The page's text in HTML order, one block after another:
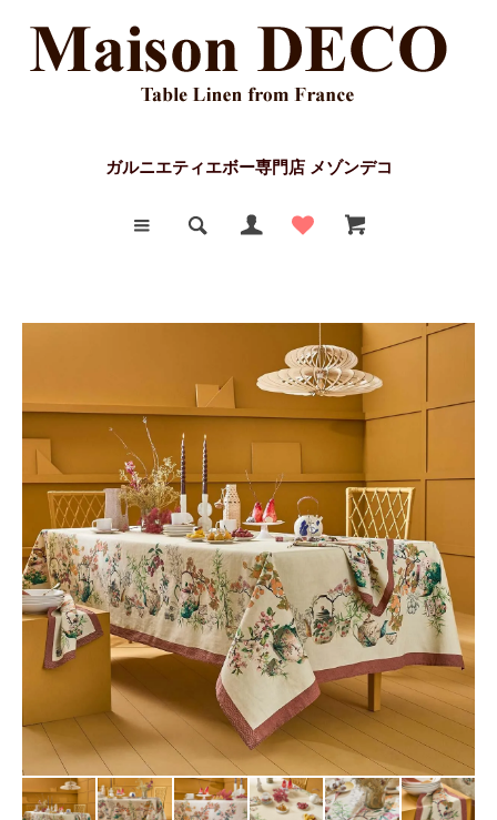
ガルニエティエボー専門店 メゾンデコ